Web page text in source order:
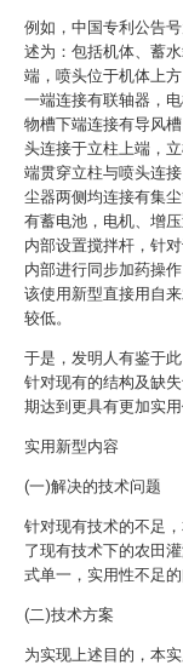
例如，中国专利公告
述为：包括机体、蓄
端，喷头位于机体上
一端连接有联轴器，
物槽下端连接有导风
头连接于立柱上端，
端贯穿立柱与喷头连
尘器两侧均连接有集
有蓄电池，电机、增
内部设置搅拌杆，针
内部进行同步加药操
该使用新型直接用自
较低。
于是，发明人有鉴于
针对现有的结构及缺
期达到更具有更加实用
实用新型内容
(一)解决的技术问题
针对现有技术的不足
了现有技术下的农田
式单一，实用性不足的
(二)技术方案
为实现上述目的，本